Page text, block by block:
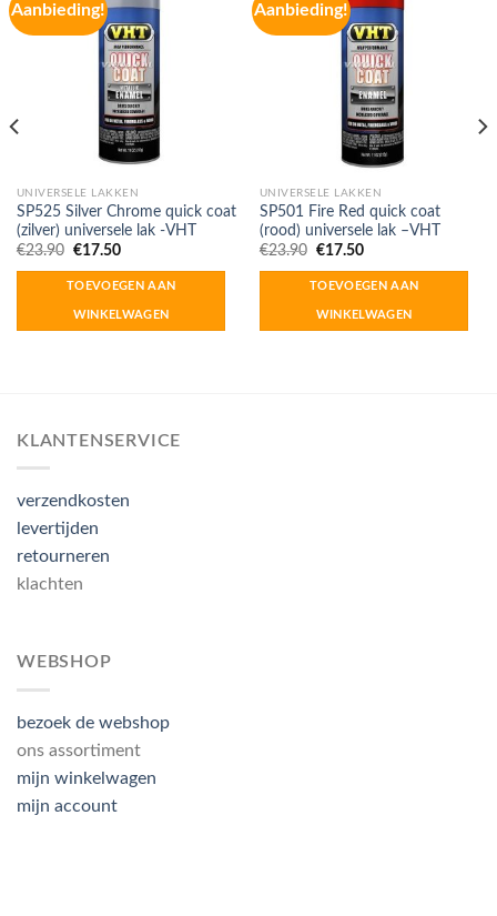
Aanbieding!
UNIVERSELE LAKKEN
SP525 Silver Chrome quick coat
(zilver) universele lak -VHT
€23.90 Oorspronkelijke
was:
€23.90.
€17.50Huidige
is:
€17.50.
TOEVOEGEN AAN
WINKELWAGEN
Aanbieding!
UNIVERSELE LAKKEN
SP501 Fire Red quick coat
(rood) universele lak –VHT
€23.90 Oorspronkelijke
was:
€23.90.
€17.50Huidige
is:
€17.50.
TOEVOEGEN AAN
WINKELWAGEN
KLANTENSERVICE
verzendkosten
levertijden
retourneren
klachten
WEBSHOP
bezoek de webshop
ons assortiment
mijn winkelwagen
mijn account